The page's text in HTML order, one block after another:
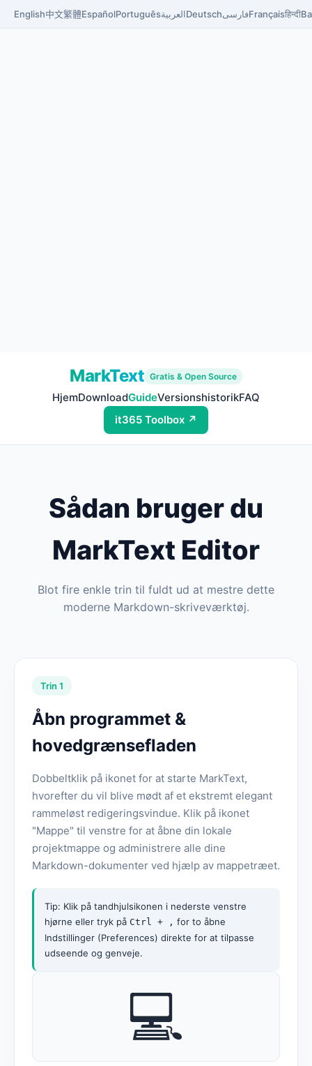
English中文繁體EspañolPortuguêsالعربيةDeutschفارسیFrançaisहिन्दी
MarkText Gratis & Open Source
HjemDownloadGuideVersionshistorikFAQ
it365 Toolbox ↗
Sådan bruger du
MarkText Editor
Blot fire enkle trin til fuldt ud at mestre dette
moderne Markdown-skriveværktøj.
Trin 1
Åbn programmet &
hovedgrænsefladen
Dobbeltklik på ikonet for at starte MarkText,
hvorefter du vil blive mødt af et ekstremt elegant
rammeløst redigeringsvindue. Klik på ikonet
"Mappe" til venstre for at åbne din lokale
projektmappe og administrere alle dine
Markdown-dokumenter ved hjælp av mappetræet.
Tip: Klik på tandhjulsikonen i nederste venstre
hjørne eller tryk på Ctrl + , for to åbne
Indstillinger (Preferences) direkte for at tilpasse
udseende og genveje.
💻